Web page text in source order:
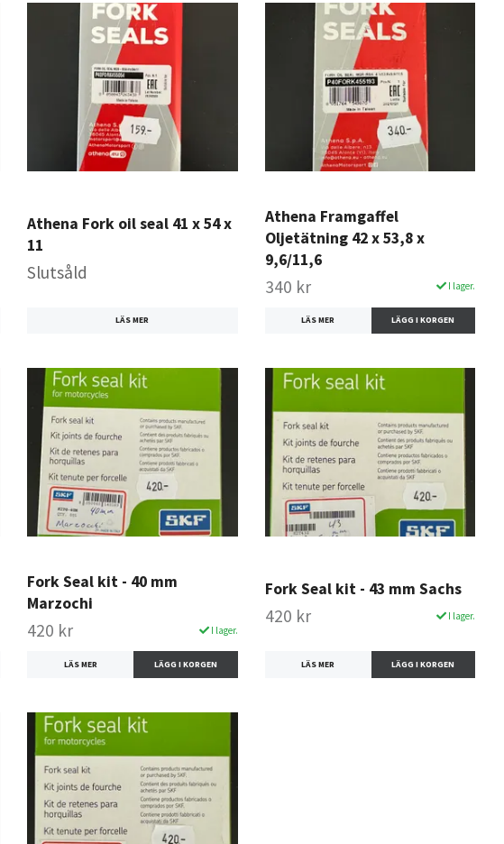
Athena Fork oil seal 41 x 54 x
11
Slutsåld
LÄS MER
Athena Framgaffel
Oljetätning 42 x 53,8 x
9,6/11,6
340 kr I lager.
LÄS MER
Fork Seal kit - 40 mm
Marzochi
420 kr I lager.
LÄS MER
Fork Seal kit - 43 mm Sachs
420 kr I lager.
LÄS MER